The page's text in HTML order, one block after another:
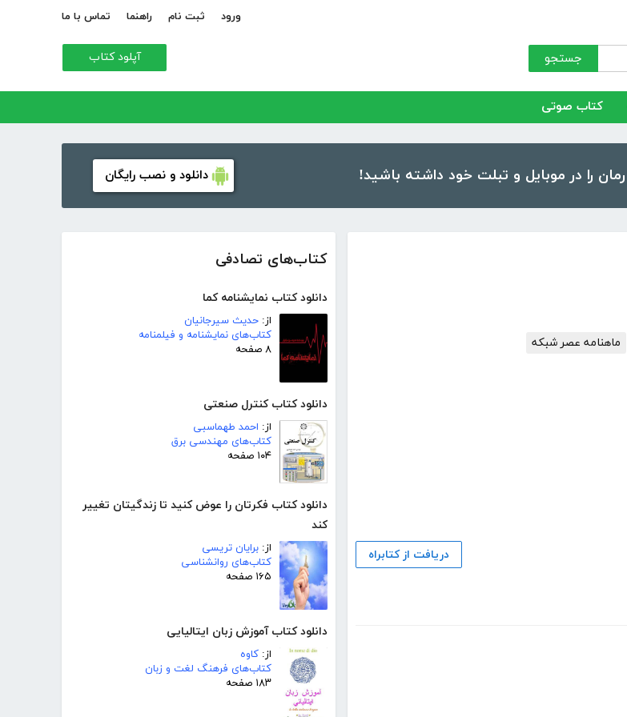
ورود ثبت نام راهنما تماس با ما
جستجو آپلود کتاب
کتاب صوتی
دانلود و نصب رایگان
کتاب‌های تصادفی
دانلود کتاب نمایشنامه کما
از: حدیث سیرجانیان
کتاب‌های نمایشنامه و فیلمنامه
۸ صفحه
دانلود کتاب کنترل صنعتی
از: احمد طهماسبی
کتاب‌های مهندسی برق
۱۰۴ صفحه
دانلود کتاب فکرتان را عوض کنید تا زندگیتان تغییر
کند
از: برایان تریسی
کتاب‌های روانشناسی
۱۶۵ صفحه
دانلود کتاب آموزش زبان ایتالیایی
از: کاوه
کتاب‌های فرهنگ لغت و زبان
۱۸۳ صفحه
ماهنامه عصر شبکه
دریافت از کتابراه